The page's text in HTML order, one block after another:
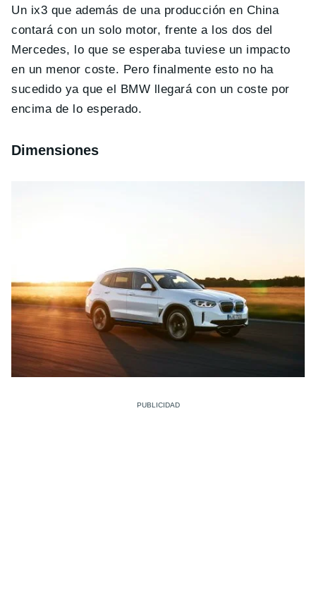
Un ix3 que además de una producción en China
contará con un solo motor, frente a los dos del
Mercedes, lo que se esperaba tuviese un impacto
en un menor coste. Pero finalmente esto no ha
sucedido ya que el BMW llegará con un coste por
encima de lo esperado.
Dimensiones